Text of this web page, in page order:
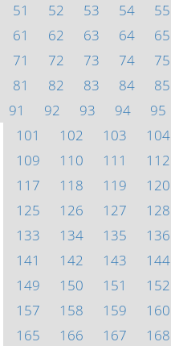
51
52 53 54 55
61
62 63 64 65
71
72 73 74 75
81
82 83 84 85
91
92 93 94 95
101
102 103 104
109
110 111 112
117
118 119 120
125
126 127 128
133
134 135 136
141
142 143 144
149
150 151 152
157
158 159 160
165
166 167 168